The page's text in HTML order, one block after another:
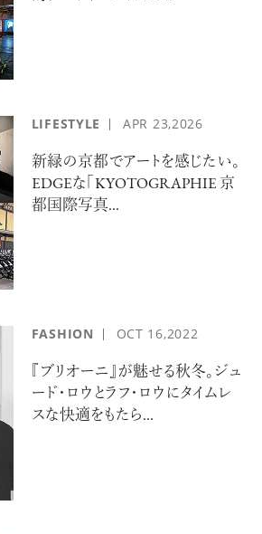
10年後の自分のためにやるべきこと
は『今を大切に生きる』こと
俳優
アクティビティの意外な視点、新たな
感覚で味わうニューヨークの魅力
のアートピース
LIFESTYLE APR 23,2026
新緑の京都でアートを感じたい。
EDGEな「KYOTOGRAPHIE 京
都国際写真...
FASHION OCT 16,2022
『ブリオーニ』が魅せる秋冬。ジュ
ード・ロウとラフ・ロウにタイムレ
スな快適をもたら...